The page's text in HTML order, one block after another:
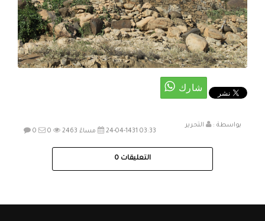
بواسطة :
التحرير
24-04-1431 03:33 مساءً
0 0 2463
التعليقات 0